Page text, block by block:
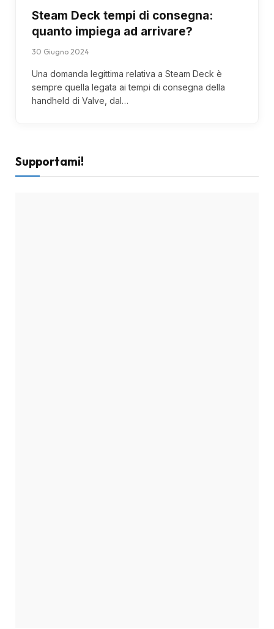
Steam Deck tempi di consegna:
quanto impiega ad arrivare?
30 Giugno 2024
Una domanda legittima relativa a Steam Deck è
sempre quella legata ai tempi di consegna della
handheld di Valve, dal…
Supportami!